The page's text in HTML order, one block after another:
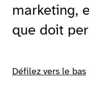
marketing,
que doit
Défilez vers le bas